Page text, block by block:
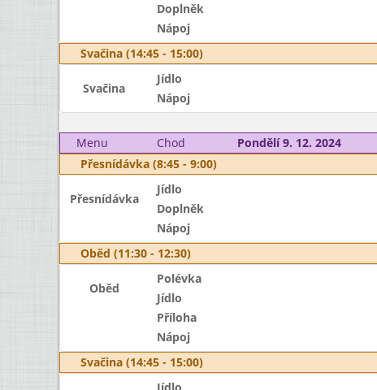
Doplněk
Nápoj
Svačina (14:45 - 15:00)
Svačina
Jídlo
Nápoj
Menu
Chod Pondělí 9. 12. 2024
Přesnídávka (8:45 - 9:00)
Přesnídávka
Jídlo
Doplněk
Nápoj
Oběd (11:30 - 12:30)
Oběd
Polévka
Jídlo
Příloha
Nápoj
Svačina (14:45 - 15:00)